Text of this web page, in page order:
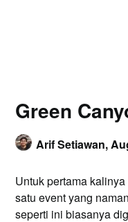
Green
Arif Setiawan,
Untuk pertama
satu event yang
seperti ini biasanya